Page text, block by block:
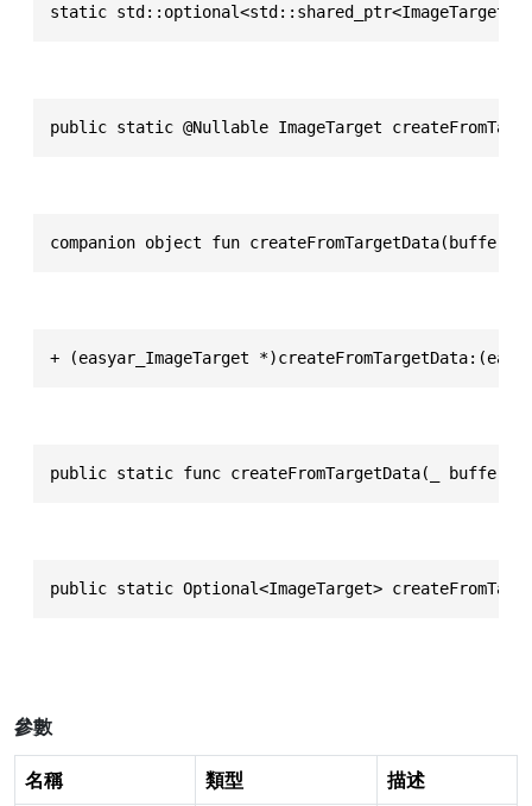
static
public static @Nullable ImageTarget
companion object fun createFromTargetData(buffer:
+ (easyar_ImageTarget
public static func createFromTargetData(_ buffer:
public static Optional<ImageTarget>
參數
名稱 類型
描述